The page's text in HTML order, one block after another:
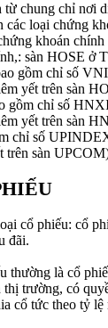
từ chung chỉ nơi
các loại chứng
khoán chính
sàn HOSE ở
gồm chỉ số
yết trên sàn
gồm chỉ số
yết trên sàn
chỉ số
trên sàn
cổ phiếu: cổ
đãi.
thường là cổ
thị trường, có
cổ tức theo tỷ lệ